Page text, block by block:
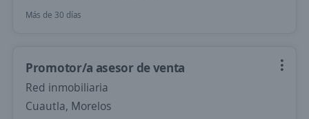
Más de 30 días
Promotor/a asesor de venta
Red inmobiliaria
Cuautla, Morelos